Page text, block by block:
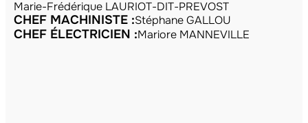
Marie-Frédérique LAURIOT-DIT-PREVOST
CHEF MACHINISTE :Stéphane GALLOU
CHEF ÉLECTRICIEN :Mariore MANNEVILLE